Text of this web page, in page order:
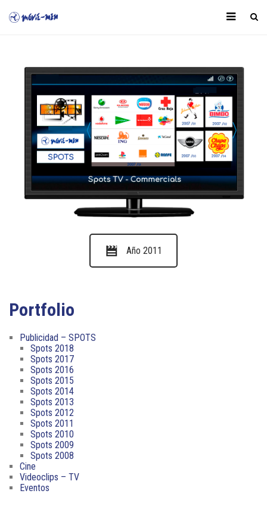
Año 2011
Portfolio
Publicidad – SPOTS
Spots 2018
Spots 2017
Spots 2016
Spots 2015
Spots 2014
Spots 2013
Spots 2012
Spots 2011
Spots 2010
Spots 2009
Spots 2008
Cine
Videoclips – TV
Eventos